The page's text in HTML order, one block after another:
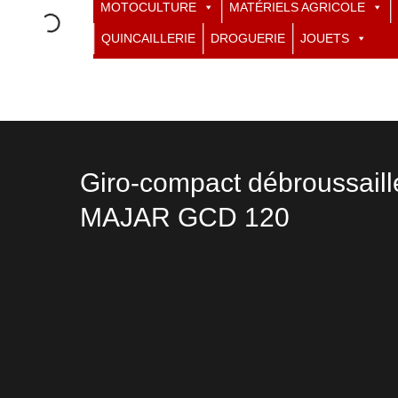
MOTOCULTURE MATÉRIELS AGRICOLE
QUINCAILLERIE DROGUERIE JOUETS
Giro-compact
MAJAR GCD 120